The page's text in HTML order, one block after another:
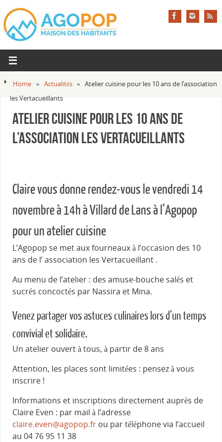
Home » Actualités »
Atelier cuisine pour les 10 ans de l’association
les Vertacueillants
Atelier cuisine pour les 10 ans de
l’association les Vertacueillants
Claire vous donne rendez-vous le vendredi 14
novembre à 14h à Villard de Lans à l’Agopop
pour un atelier cuisine
L’Agopop se met aux fourneaux à l’occasion des 10
ans de l’ association les Vertacueillant .
Au menu de l’atelier : des amuse-bouche salés et
sucrés concoctés par Nassira et Mina.
Venez partager vos astuces culinaires lors d’un temps
convivial et solidaire.
Un atelier ouvert à tous, à partir de 8 ans
Attention, les places sont limitées : pensez à vous
inscrire !
Informations et inscriptions directement auprès de
Claire Even : par mail à l’adresse
claire.even@agopop.fr ou par téléphone via l’accueil
au 04 76 95 11 38